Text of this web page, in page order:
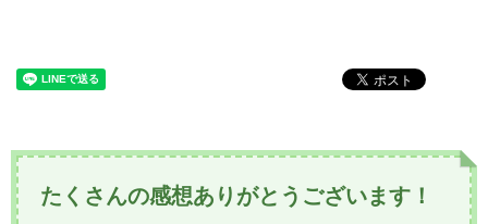
たくさんの感想ありがとうございます！